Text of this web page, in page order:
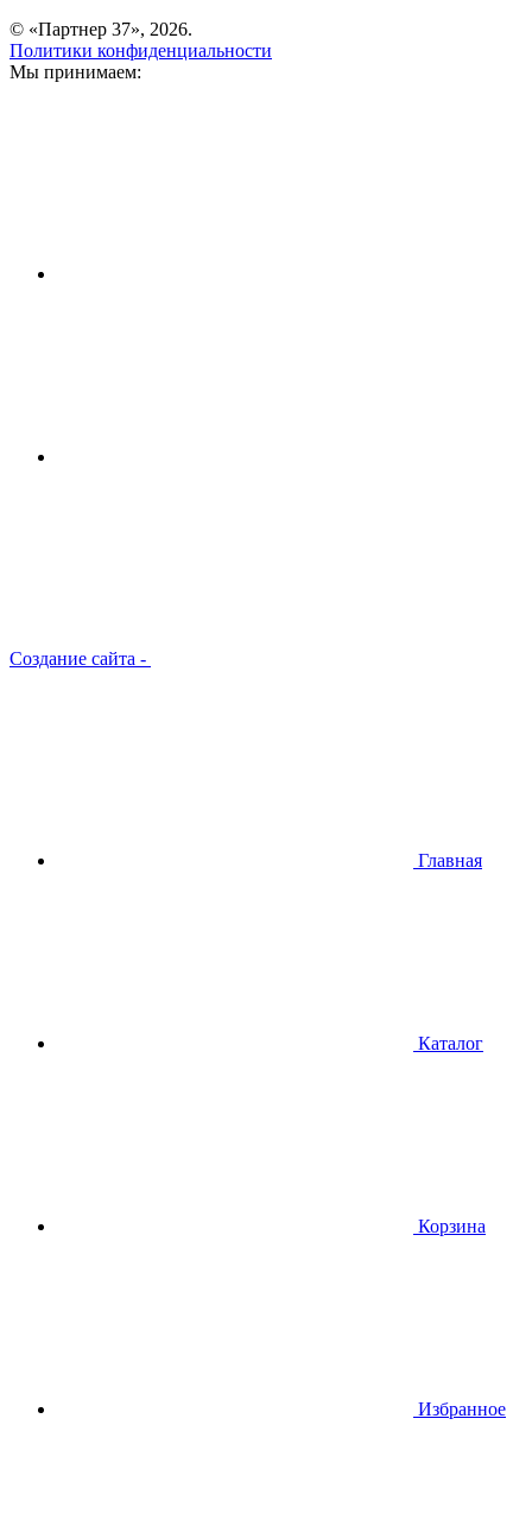
© «Партнер 37», 2026.
Политики конфиденциальности
Мы принимаем:
Создание сайта -
Главная
Каталог
Корзина
Избранное